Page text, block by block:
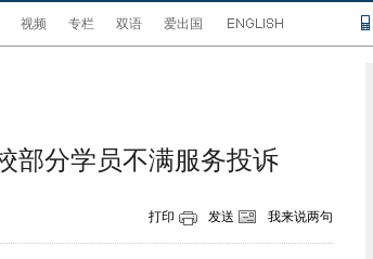
视频 专栏 双语 爱出国
部分学员不满服务投诉
打印 发送 我来说两句